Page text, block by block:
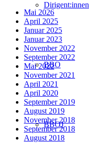
Dirigent:innen
BBO
BBOJ
Mai 2026
April 2025
Januar 2025
Januar 2023
November 2022
September 2022
Mai 2022
November 2021
April 2021
April 2020
September 2019
August 2019
November 2018
September 2018
August 2018